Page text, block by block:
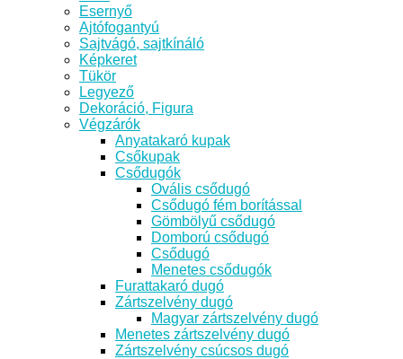
Esernyő
Ajtófogantyú
Sajtvágó, sajtkínáló
Képkeret
Tükör
Legyező
Dekoráció, Figura
Végzárók
Anyatakaró kupak
Csőkupak
Csődugók
Ovális csődugó
Csődugó fém borítással
Gömbölyű csődugó
Domború csődugó
Csődugó
Menetes csődugók
Furattakaró dugó
Zártszelvény dugó
Magyar zártszelvény dugó
Menetes zártszelvény dugó
Zártszelvény csúcsos dugó